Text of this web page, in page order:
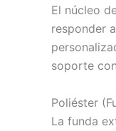
El núcleo
responder
soporte
Poliéster
La funda